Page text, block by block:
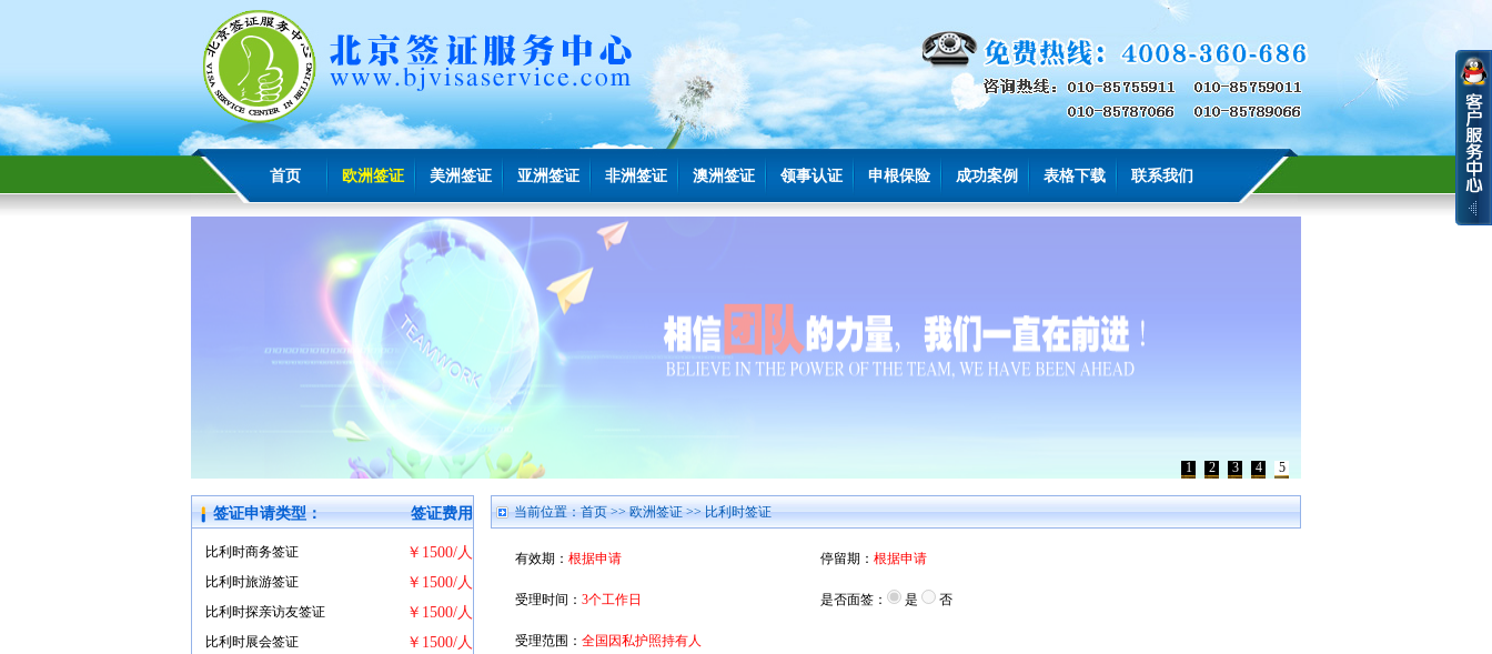
首页 欧洲签证 美洲签证 亚洲签证 非洲签证 澳洲签证 领事认证 申根保险 成功案例 表格下载 联系我们
1 2 3 4 5
签证申请类型： 签证费用
比利时商务签证 ￥1500/人
比利时旅游签证 ￥1500/人
比利时探亲访友签证 ￥1500/人
比利时展会签证 ￥1500/人
当前位置：首页>>欧洲签证>> 比利时签证
有效期： 根据申请
受理时间： 3个工作日
停留期： 根据申请
是否面签： 是 否
受理范围： 全国因私护照持有人